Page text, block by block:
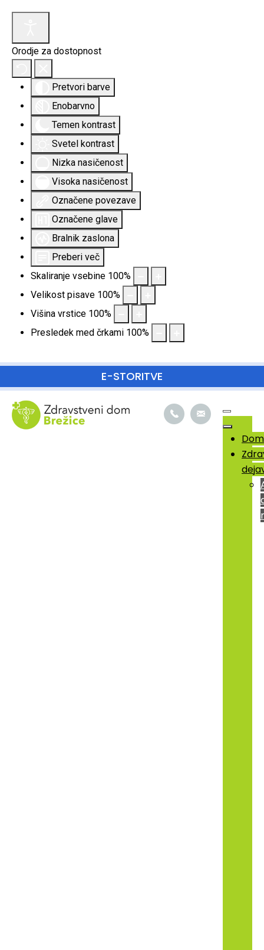
Orodje za dostopnost
Pretvori barve
Enobarvno
Temen kontrast
Svetel kontrast
Nizka nasičenost
Visoka nasičenost
Označene povezave
Označene glave
Bralnik zaslona
Preberi več
Skaliranje vsebine 100%
Velikost pisave 100%
Višina vrstice 100%
Presledek med črkami 100%
SKOČI DO OSREDNJE VSEBINE
E-STORITVE